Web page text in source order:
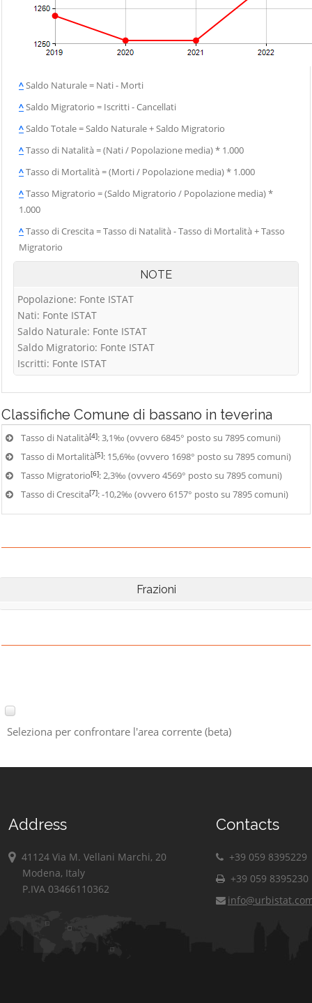
^Saldo Naturale = Nati - Morti
^Saldo Migratorio = Iscritti - Cancellati
^Saldo Totale = Saldo Naturale + Saldo Migratorio
^Tasso di Natalità = (Nati / Popolazione media) * 1.000
^Tasso di Mortalità = (Morti / Popolazione media) * 1.000
^Tasso Migratorio = (Saldo Migratorio / Popolazione media) *
1.000
^Tasso di Crescita = Tasso di Natalità - Tasso di Mortalità + Tasso
Migratorio
NOTE
Popolazione: Fonte ISTAT
Nati: Fonte ISTAT
Saldo Naturale: Fonte ISTAT
Saldo Migratorio: Fonte ISTAT
Iscritti: Fonte ISTAT
Classifiche Comune di bassano in teverina
Tasso di Natalità[4]: 3,1‰ (ovvero 6845° posto su 7895 comuni)
Tasso di Mortalità[5]: 15,6‰ (ovvero 1698° posto su 7895 comuni)
Tasso Migratorio[6]: 2,3‰ (ovvero 4569° posto su 7895 comuni)
Tasso di Crescita[7]: -10,2‰ (ovvero 6157° posto su 7895 comuni)
Frazioni
Seleziona per confrontare l'area corrente (beta)
Address
41124 Via M. Vellani Marchi, 20
Modena, Italy
P.IVA 03466110362
Contacts
+39 059 8395229
+39 059 8395230